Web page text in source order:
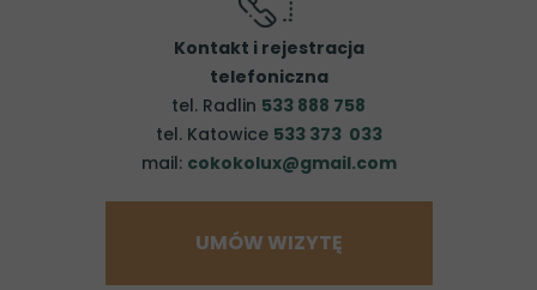
UMÓW WIZYTĘ
Kontakt i rejestracja
telefoniczna
tel. Radlin 533 888 758
tel. Katowice 533 373 033
mail: cokokolux@gmail.com